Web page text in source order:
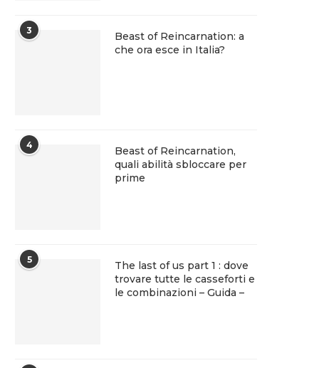
3
Beast of Reincarnation: a
che ora esce in Italia?
4
Beast of Reincarnation,
quali abilità sbloccare per
prime
5
The last of us part 1 : dove
trovare tutte le casseforti e
le combinazioni – Guida –